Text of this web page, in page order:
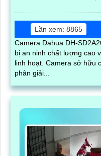
Lần xem: 8865
Camera Dahua DH-
bị an ninh chất lượng cao
linh hoạt. Camera sở hữu chất lượng hình ảnh sắc nét độ
phân giải...